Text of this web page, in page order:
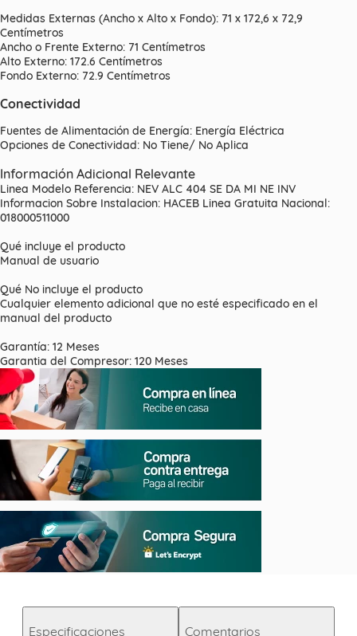
Medidas Externas (Ancho x Alto x Fondo): 71 x 172,6 x 72,9
Centímetros
Ancho o Frente Externo: 71 Centímetros
Alto Externo: 172.6 Centímetros
Fondo Externo: 72.9 Centímetros
Conectividad
Fuentes de Alimentación de Energía: Energía Eléctrica
Opciones de Conectividad: No Tiene/ No Aplica
Información Adicional Relevante
Linea Modelo Referencia: NEV ALC 404 SE DA MI NE INV
Informacion Sobre Instalacion: HACEB Linea Gratuita Nacional:
018000511000
Qué incluye el producto
Manual de usuario
Qué No incluye el producto
Cualquier elemento adicional que no esté especificado en el
manual del producto
Garantía: 12 Meses
Garantia del Compresor: 120 Meses
Especificaciones Comentarios